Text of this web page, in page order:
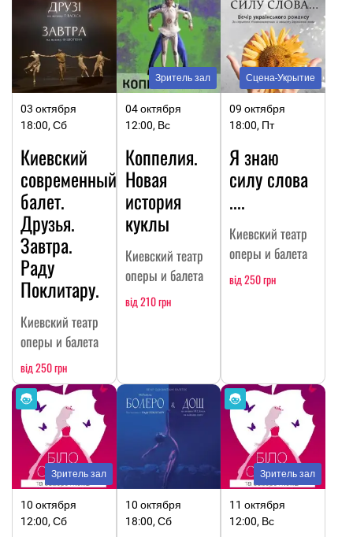
03 октября
18:00, Сб
Киевский
современный
балет.
Друзья.
Завтра.
Раду
Поклитару.
Киевский театр
оперы и балета
від 250 грн
Зритель зал
04 октября
12:00, Вс
Коппелия.
Новая
история
куклы
Киевский театр
оперы и балета
від 210 грн
Сцена-Укрытие
09 октября
18:00, Пт
Я знаю
силу слова
....
Киевский театр
оперы и балета
від 250 грн
Зритель зал
10 октября
12:00, Сб
10 октября
18:00, Сб
Зритель зал
11 октября
12:00, Вс